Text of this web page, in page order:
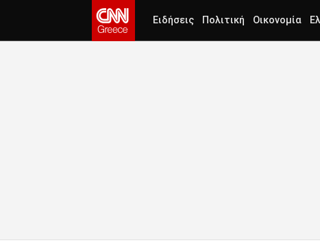
Ειδήσεις Πολιτική Οικονομία